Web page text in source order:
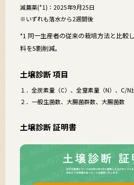
減農薬(*1)：2025年9月25日
※いずれも落水から2週間後
*1 同一生産者の従来の栽培方法と比較
料を5割削減。
土壌診断 項目
１．全炭素量（C）、全窒素量（N）、C/N
２．一般生菌数、大腸菌群数、大腸菌数
土壌診断 証明書